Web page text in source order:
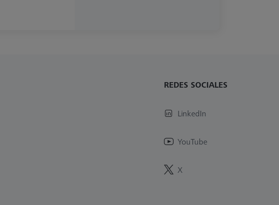
REDES SOCIALES
LinkedIn
YouTube
X